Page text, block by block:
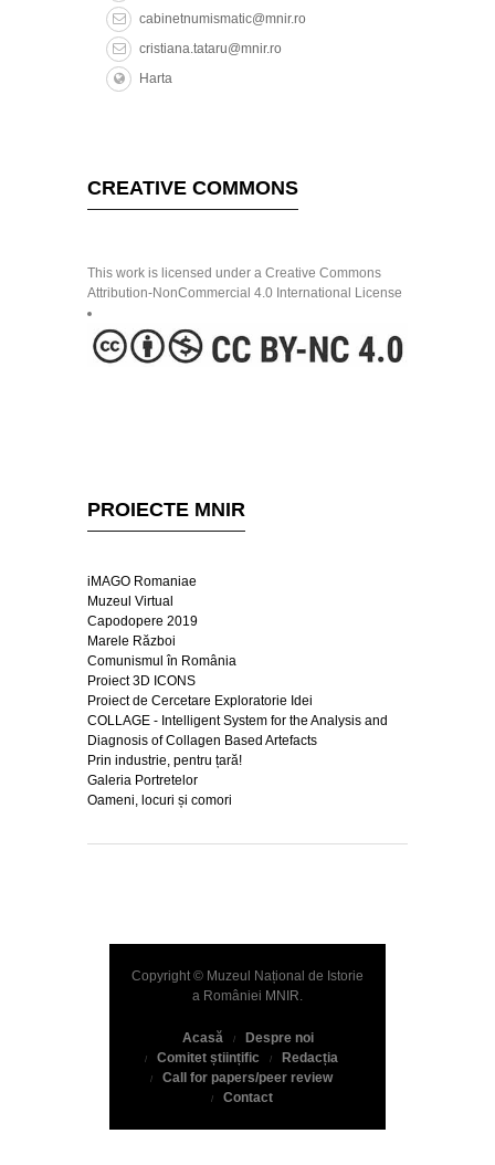
cabinetnumismatic@mnir.ro
cristiana.tataru@mnir.ro
Harta
CREATIVE COMMONS
This work is licensed under a Creative Commons
Attribution-NonCommercial 4.0 International License
PROIECTE MNIR
iMAGO Romaniae
Muzeul Virtual
Capodopere 2019
Marele Război
Comunismul în România
Proiect 3D ICONS
Proiect de Cercetare Exploratorie Idei
COLLAGE - Intelligent System for the Analysis and
Diagnosis of Collagen Based Artefacts
Prin industrie, pentru țară!
Galeria Portretelor
Oameni, locuri și comori
Copyright © Muzeul Național de Istorie
a României MNIR.
Acasă
Despre noi
Comitet științific
Redacția
Call for papers/peer review
Contact